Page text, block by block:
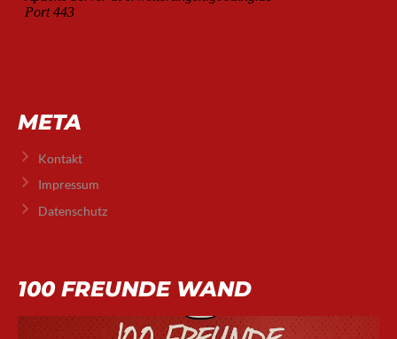
META
Kontakt
Impressum
Datenschutz
100 FREUNDE WAND